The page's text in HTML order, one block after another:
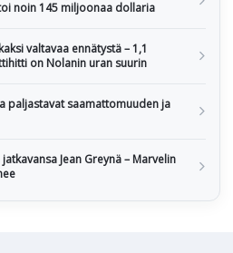
noin 145 miljoonaa dollaria
valtavaa ennätystä – 1,1
on Nolanin uran suurin
paljastavat saamattomuuden ja
Jean Greynä – Marvelin